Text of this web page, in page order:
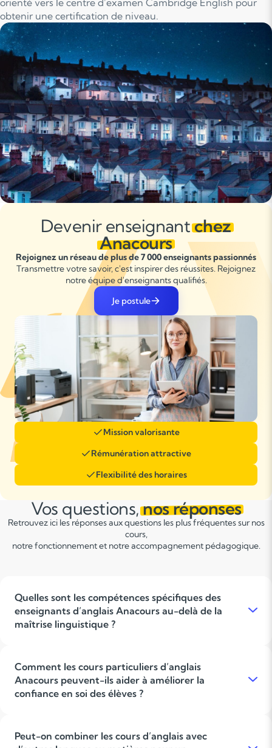
orienté vers le centre d’examen Cambridge English pour
obtenir une certification de niveau.
Devenir enseignantchez
Anacours
Rejoignez un réseau de plus de 7 000 enseignants passionnés
Transmettre votre savoir, c'est inspirer des réussites. Rejoignez
notre équipe d'enseignants qualifiés.
Je postule
Mission valorisante
Rémunération attractive
Flexibilité des horaires
Vos questions,nos réponses
Retrouvez ici les réponses aux questions les plus fréquentes sur nos
cours,
notre fonctionnement et notre accompagnement pédagogique.
Quelles sont les compétences spécifiques des
enseignants d’anglais Anacours au-delà de la
maîtrise linguistique ?
patience et leur savoir-faire pour transmettre la langue de
manière claire et méthodique. Ils savent écouter les besoins
spécifiques de chaque élève et ajuster leur méthode pour
Comment les cours particuliers d’anglais
Anacours peuvent-ils aider à améliorer la
confiance en soi des élèves ?
progrès et soutient les élèves lors des difficultés, ce qui
Peut-on combiner les cours d’anglais avec